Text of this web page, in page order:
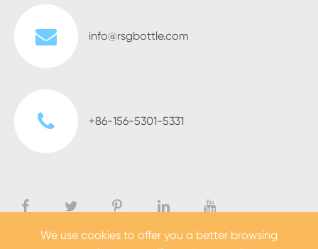
info@rsgbottle.com
+86-156-5301-5331
We use cookies to offer you a better browsing